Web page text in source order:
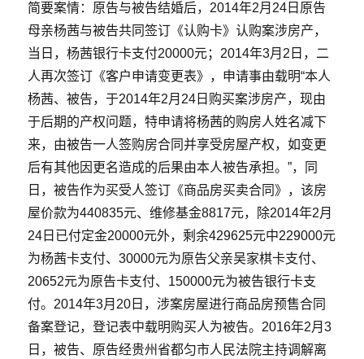
简要案情：原告与被告结婚后，2014年2月24日原告
母亲杨茜与被告共同签订《认购卡》认购案涉房产，
当日，杨茜银行卡支付20000元；2014年3月2日，二
人再次签订《客户申请变更表》，申请事由载明“本人
杨茜、被告，于2014年2月24日购买案涉房产，现由
于后期的产权问题，特申请将杨茜的购房人姓名减下
来，由被告一人签购房合同并享受房屋产权，如变更
后有其他因更名造成的后果由本人被告承担。”，同
日，被告作为买受人签订《商品房买卖合同》，该房
屋价款为440835元、维修基金8817元，除2014年2月
24日已付定金20000元外，剩余429625元中229000元
为杨茜卡支付、30000元为原告父亲吴家棋卡支付、
20652元为原告卡支付、150000元为被告银行卡支
付。2014年3月20日，涉案房屋进行商品房预售合同
备案登记，登记表中载明购买人为被告。2016年2月3
日，被告、原告经贵州省都匀市人民法院主持调解离